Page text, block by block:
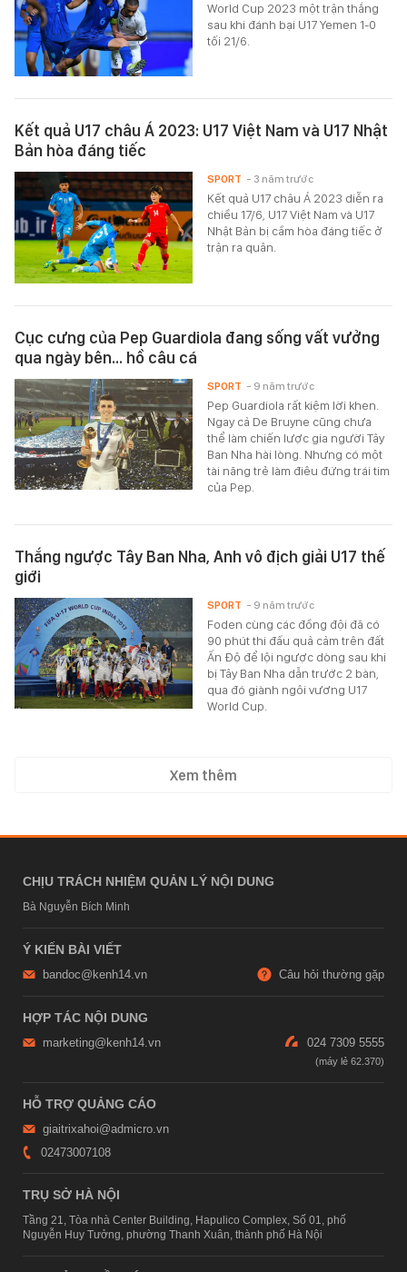
World Cup 2023 một trận thắng
sau khi đánh bại U17 Yemen 1-0
tối 21/6.
Kết quả U17 châu Á 2023: U17 Việt Nam và U17 Nhật
Bản hòa đáng tiếc
Kết quả U17 châu Á 2023 diễn ra
chiều 17/6, U17 Việt Nam và U17
Nhật Bản bị cầm hòa đáng tiếc ở
trận ra quân.
SPORT - 3 năm trước
Cục cưng của Pep Guardiola đang sống vất vưởng
qua ngày bên… hồ câu cá
Pep Guardiola rất kiệm lời khen.
Ngay cả De Bruyne cũng chưa
thể làm chiến lược gia người Tây
Ban Nha hài lòng. Nhưng có một
tài năng trẻ làm điêu đứng trái tim
của Pep.
SPORT - 9 năm trước
Thắng ngược Tây Ban Nha, Anh vô địch giải U17 thế
giới
Foden cùng các đồng đội đã có
90 phút thi đấu quả cảm trên đất
Ấn Độ để lội ngược dòng sau khi
bị Tây Ban Nha dẫn trước 2 bàn,
qua đó giành ngôi vương U17
World Cup.
SPORT - 9 năm trước
Xem thêm
CHỊU TRÁCH NHIỆM QUẢN LÝ NỘI DUNG
Bà Nguyễn Bích Minh
Ý KIẾN BÀI VIẾT
bandoc@kenh14.vn Câu hỏi thường gặp
HỢP TÁC NỘI DUNG
marketing@kenh14.vn 024 7309 5555
HỖ TRỢ QUẢNG CÁO
giaitrixahoi@admicro.vn
02473007108
TRỤ SỞ HÀ NỘI
Tầng 21, Tòa nhà Center Building, Hapulico Complex, Số 01, phố
Nguyễn Huy Tưởng, phường Thanh Xuân, thành phố Hà Nội